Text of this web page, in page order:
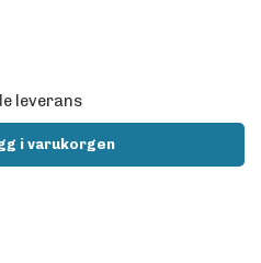
leverans
i varukorgen